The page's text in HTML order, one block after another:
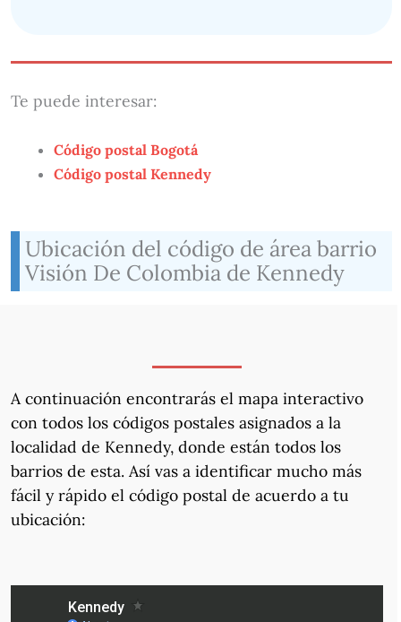
Te puede interesar:
Código postal Bogotá
Código postal Kennedy
Ubicación del código de área barrio
Visión De Colombia de Kennedy
A continuación encontrarás el mapa interactivo
con todos los códigos postales asignados a la
localidad de Kennedy, donde están todos los
barrios de esta. Así vas a identificar mucho más
fácil y rápido el código postal de acuerdo a tu
ubicación: